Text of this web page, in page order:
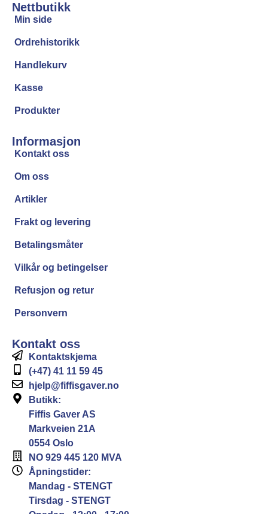
Nettbutikk
Min side
Ordrehistorikk
Handlekurv
Kasse
Produkter
Informasjon
Kontakt oss
Om oss
Artikler
Frakt og levering
Betalingsmåter
Vilkår og betingelser
Refusjon og retur
Personvern
Kontakt oss
Kontaktskjema
(+47) 41 11 59 45
hjelp@fiffisgaver.no
Butikk:
Fiffis Gaver AS
Markveien 21A
0554 Oslo
NO 929 445 120 MVA
Åpningstider:
Mandag - STENGT
Tirsdag - STENGT